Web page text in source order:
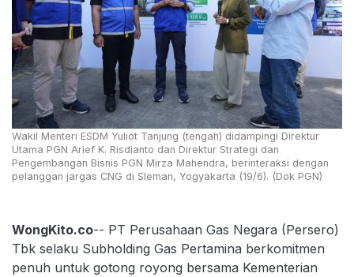
Wakil Menteri ESDM Yuliot Tanjung (tengah) didampingi Direktur
Utama PGN Arief K. Risdianto dan Direktur Strategi dan
Pengembangan Bisnis PGN Mirza Mahendra, berinteraksi dengan
pelanggan jargas CNG di Sleman, Yogyakarta (19/6). (Dok PGN)
WongKito.co-- PT Perusahaan Gas Negara (Persero)
Tbk selaku Subholding Gas Pertamina berkomitmen
penuh untuk gotong royong bersama Kementerian